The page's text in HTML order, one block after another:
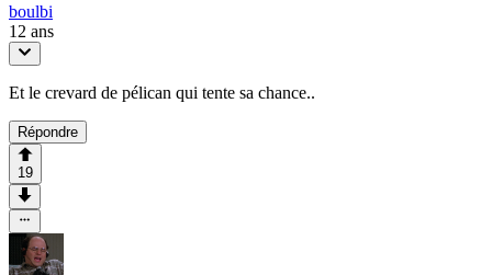
boulbi
12 ans
Et le crevard de pélican qui tente sa chance..
Répondre
19